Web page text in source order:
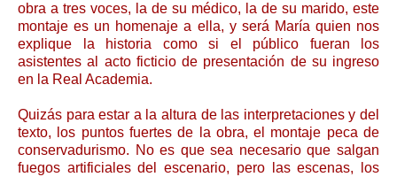
obra a tres voces, la de su médico, la de su marido, este
montaje es un homenaje a ella, y será María quien nos
explique la historia como si el público fueran los
asistentes al acto ficticio de presentación de su ingreso
en la Real Academia.
Quizás para estar a la altura de las interpretaciones y del
texto, los puntos fuertes de la obra, el montaje peca de
conservadurismo. No es que sea necesario que salgan
fuegos artificiales del escenario, pero las escenas, los